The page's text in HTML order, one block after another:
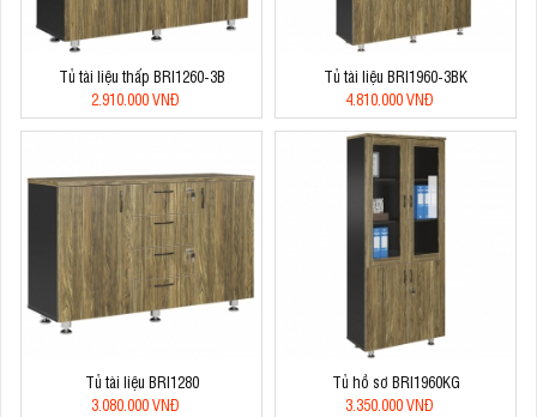
Tủ tài liệu thấp BRI1260-3B
2.910.000 VNĐ
Tủ tài liệu BRI1960-3BK
4.810.000 VNĐ
Tủ tài liệu BRI1280
3.080.000 VNĐ
Tủ hồ sơ BRI1960KG
3.350.000 VNĐ